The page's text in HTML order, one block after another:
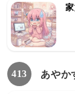
413 あやか